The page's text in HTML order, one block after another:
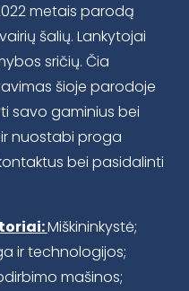
metais parodą
šalių. Lankytojai
sričių. Čia
šioje parodoje
savo gaminius bei
nuostabi proga
bei pasidalinti
Miškininkystė;
ir technologijos;
mašinos;